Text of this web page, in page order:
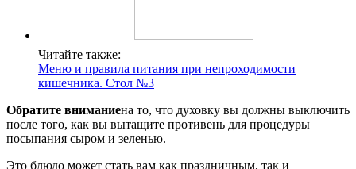
Читайте также:
Меню и правила питания при непроходимости
кишечника. Стол №3
Обратите вниманиена то, что духовку вы должны выключить
после того, как вы вытащите противень для процедуры
посыпания сыром и зеленью.
Это блюдо может стать вам как праздничным, так и